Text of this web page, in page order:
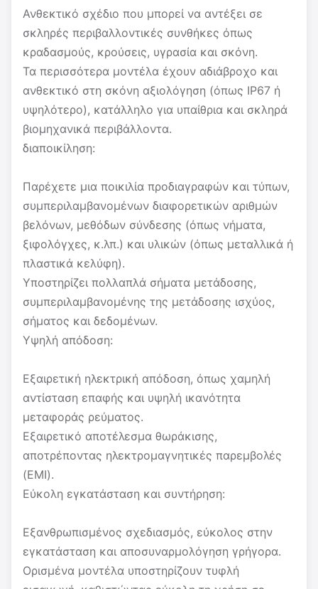
Ανθεκτικό σχέδιο που μπορεί να αντέξει σε
σκληρές περιβαλλοντικές συνθήκες όπως
κραδασμούς, κρούσεις, υγρασία και σκόνη.
Τα περισσότερα μοντέλα έχουν αδιάβροχο και
ανθεκτικό στη σκόνη αξιολόγηση (όπως IP67 ή
υψηλότερο), κατάλληλο για υπαίθρια και σκληρά
βιομηχανικά περιβάλλοντα.
διαποικίληση:
Παρέχετε μια ποικιλία προδιαγραφών και τύπων,
συμπεριλαμβανομένων διαφορετικών αριθμών
βελόνων, μεθόδων σύνδεσης (όπως νήματα,
ξιφολόγχες, κ.λπ.) και υλικών (όπως μεταλλικά ή
πλαστικά κελύφη).
Υποστηρίζει πολλαπλά σήματα μετάδοσης,
συμπεριλαμβανομένης της μετάδοσης ισχύος,
σήματος και δεδομένων.
Υψηλή απόδοση:
Εξαιρετική ηλεκτρική απόδοση, όπως χαμηλή
αντίσταση επαφής και υψηλή ικανότητα
μεταφοράς ρεύματος.
Εξαιρετικό αποτέλεσμα θωράκισης,
αποτρέποντας ηλεκτρομαγνητικές παρεμβολές
(EMI).
Εύκολη εγκατάσταση και συντήρηση:
Εξανθρωπισμένος σχεδιασμός, εύκολος στην
εγκατάσταση και αποσυναρμολόγηση γρήγορα.
Ορισμένα μοντέλα υποστηρίζουν τυφλή